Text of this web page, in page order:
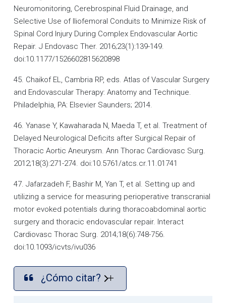
Neuromonitoring, Cerebrospinal Fluid Drainage, and
Selective Use of Iliofemoral Conduits to Minimize Risk of
Spinal Cord Injury During Complex Endovascular Aortic
Repair. J Endovasc Ther. 2016;23(1):139-149.
doi:10.1177/1526602815620898
45. Chaikof EL, Cambria RP, eds. Atlas of Vascular Surgery
and Endovascular Therapy: Anatomy and Technique.
Philadelphia, PA: Elsevier Saunders; 2014.
46. Yanase Y, Kawaharada N, Maeda T, et al. Treatment of
Delayed Neurological Deficits after Surgical Repair of
Thoracic Aortic Aneurysm. Ann Thorac Cardiovasc Surg.
2012;18(3):271-274. doi:10.5761/atcs.cr.11.01741
47. Jafarzadeh F, Bashir M, Yan T, et al. Setting up and
utilizing a service for measuring perioperative transcranial
motor evoked potentials during thoracoabdominal aortic
surgery and thoracic endovascular repair. Interact
Cardiovasc Thorac Surg. 2014;18(6):748-756.
doi:10.1093/icvts/ivu036
¿Cómo citar?